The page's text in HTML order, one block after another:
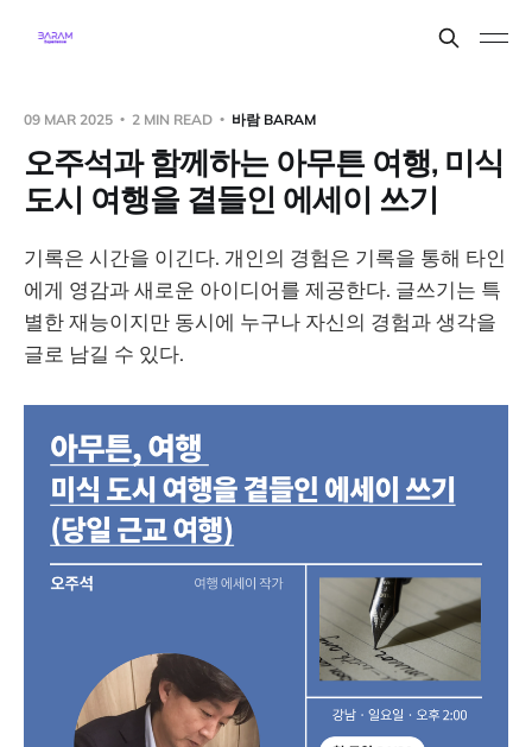
09 MAR 2025 2 MIN READ 바람 BARAM
오주석과 함께하는 아무튼 여행, 미식
도시 여행을 곁들인 에세이 쓰기
기록은 시간을 이긴다. 개인의 경험은 기록을 통해 타인
에게 영감과 새로운 아이디어를 제공한다. 글쓰기는 특
별한 재능이지만 동시에 누구나 자신의 경험과 생각을
글로 남길 수 있다.